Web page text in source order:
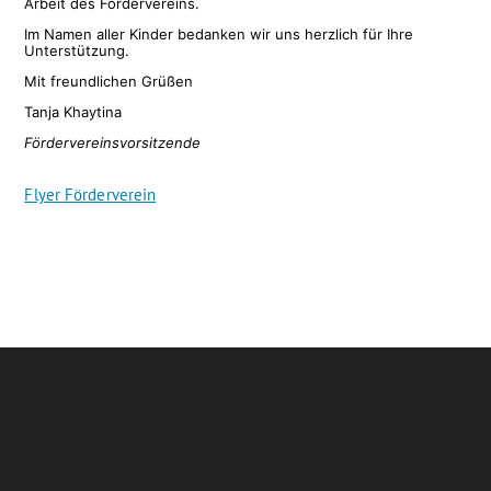
Im Namen aller Kinder bedanken wir uns herzlich für Ihre
Unterstützung.
Mit freundlichen Grüßen
Tanja Khaytina
Fördervereinsvorsitzende
Flyer Förderverein